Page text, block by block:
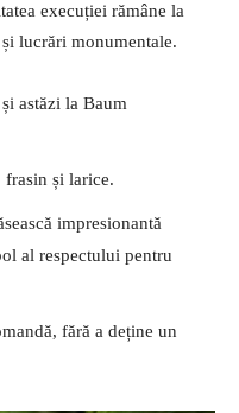
execuției rămâne la
lucrări monumentale.
astăzi la Baum
frasin și larice.
impresionantă
al respectului pentru
fără a deține un